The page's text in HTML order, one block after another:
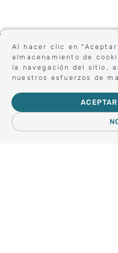
Al hacer clic en
almacenamiento de
la navegación del sitio,
nuestros esfuerzos de
Sé el primero en
Forma parte de nuestros